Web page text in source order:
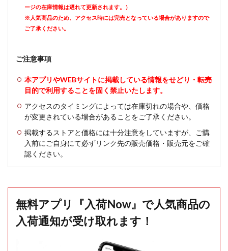
ージの在庫情報は遅れて更新されます。）
※人気商品のため、アクセス時には完売となっている場合がありますので
ご了承ください。
ご注意事項
本アプリやWEBサイトに掲載している情報をせどり・転売
目的で利用することを固く禁止いたします。
アクセスのタイミングによっては在庫切れの場合や、価格
が変更されている場合があることをご了承ください。
掲載するストアと価格には十分注意をしていますが、ご購
入前にご自身にて必ずリンク先の販売価格・販売元をご確
認ください。
無料アプリ『入荷Now』で人気商品の
入荷通知が受け取れます！